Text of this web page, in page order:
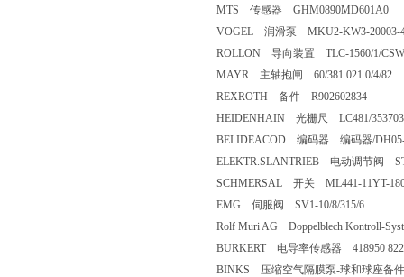
MTS 传感器 GHM0890MD601A0
VOGEL 润滑泵 MKU2-KW3-20003-
ROLLON 导向装置 TLC-1560/1/
MAYR 主轴抱闸 60/381.021.0/4/82
REXROTH 备件 R902602834
HEIDENHAIN 光栅尺 LC481/
BEI IDEACOD 编码器 编码器/DH05-
ELEKTR.SLANTRIEB 电动调节阀
SCHMERSAL 开关 ML441-11YT-
EMG 伺服阀 SV1-10/8/315/6
Rolf Muri AG Doppelblech Kontroll-
BURKERT 电导率传感器 418950
BINKS 压缩空气隔膜泵-球和球座备